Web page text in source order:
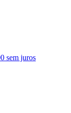
sem juros